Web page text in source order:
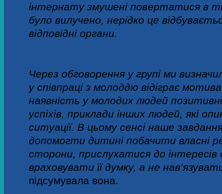
інтернату змушені повертатися в ті
було вилучено, нерідко це
відповідні органи.
Через обговорення у групі ми
у співпраці з молоддю відіграє
наявність у молодих людей
успіхів, приклади інших людей, які
ситуації. В цьому сенсі наше
допомогти дитині побачити власні
сторони, прислухатися до
враховувати її думку, а не
підсумувала вона.